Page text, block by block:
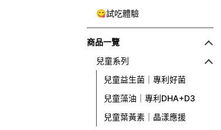
😋試吃體驗
商品一覽
兒童系列
兒童益生菌｜專利好菌
兒童藻油｜專利DHA+D3
兒童葉黃素｜晶漾應援